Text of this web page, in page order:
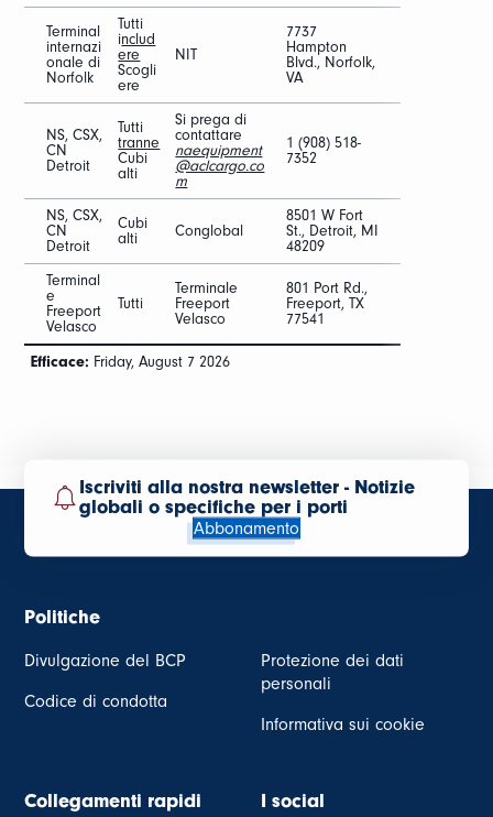
Terminal
internazi
onale di
Norfolk
Tutti
includ
ere
Scogli
ere
NIT
7737
Hampton
Blvd., Norfolk,
VA
NS, CSX,
CN
Detroit
Tutti
tranne
Cubi
alti
Si prega di
contattare
naequipment
@aclcargo.co
m
1 (908) 518-
7352
NS, CSX,
CN
Detroit
Cubi
alti
Conglobal
8501 W Fort
St., Detroit, MI
48209
Terminal
e
Freeport
Velasco
Tutti
Terminale
Freeport
Velasco
801 Port Rd.,
Freeport, TX
77541
Efficace: Friday, August 7 2026
Iscriviti alla nostra newsletter - Notizie
globali o specifiche per i porti
Abbonamento
Collegamenti rapidi
Politiche
Divulgazione del BCP
Codice di condotta
Protezione dei dati
personali
Informativa sui cookie
I social